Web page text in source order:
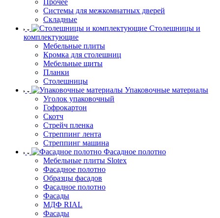
Прочее
Системы для межкомнатных дверей
Складные
Столешницы и
комплектующие
Мебельные плиты
Кромка для столешниц
Мебельные щиты
Планки
Столешницы
Упаковочные материалы
Уголок упаковочный
Гофрокартон
Скотч
Стрейч пленка
Стреппинг лента
Стреппинг машина
Фасадное полотно
Мебельные плиты Slotex
Фасадное полотно
Образцы фасадов
Фасадное полотно
Фасады
МДФ RIAL
Фасады